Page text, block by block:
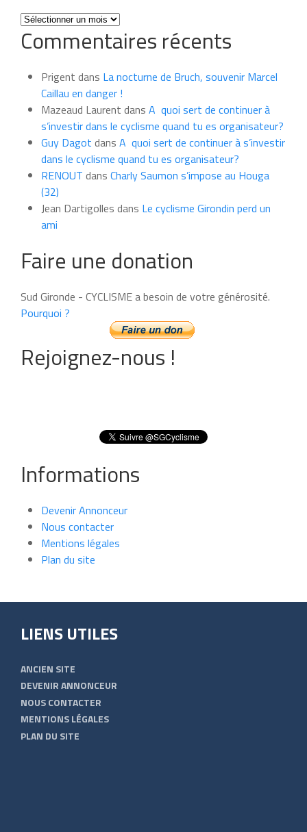
Toutes
les
news
mois
Commentaires récents
Prigent dans La nocturne de Bruch, souvenir Marcel
Caillau en danger !
Mazeaud Laurent dans A quoi sert de continuer à
s’investir dans le cyclisme quand tu es organisateur?
Guy Dagot dans A quoi sert de continuer à s’investir
dans le cyclisme quand tu es organisateur?
RENOUT dans Charly Saumon s’impose au Houga
(32)
Jean Dartigolles dans Le cyclisme Girondin perd un
ami
Faire une donation
Sud Gironde - CYCLISME a besoin de votre générosité.
Pourquoi ?
Rejoignez-nous !
Informations
Devenir Annonceur
Nous contacter
Mentions légales
Plan du site
LIENS UTILES
ANCIEN SITE
DEVENIR ANNONCEUR
NOUS CONTACTER
MENTIONS LÉGALES
PLAN DU SITE